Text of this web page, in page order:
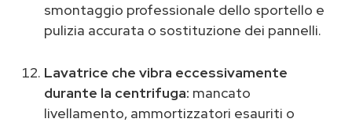
smontaggio professionale dello sportello e
pulizia accurata o sostituzione dei pannelli.
Lavatrice che vibra eccessivamente
durante la centrifuga: mancato
livellamento, ammortizzatori esauriti o